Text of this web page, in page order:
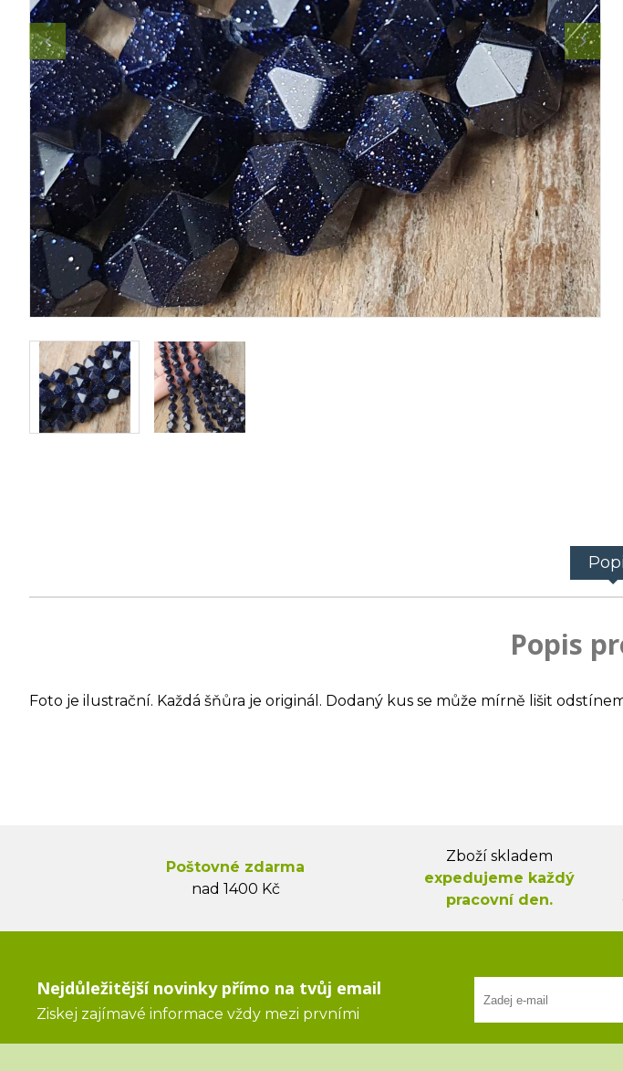
Popis
Foto je ilustrační. Každá šňůra je originál. Dodaný kus se může mírně lišit
Poštovné zdarma
nad 1400 Kč
Zboží skladem
expedujeme každý
pracovní den.
Nejdůležitější novinky přímo na tvůj email
Ziskej zajímavé informace vždy mezi prvními